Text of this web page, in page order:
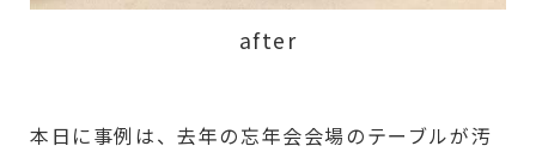
after
本日に事例は、去年の忘年会会場のテーブルが汚